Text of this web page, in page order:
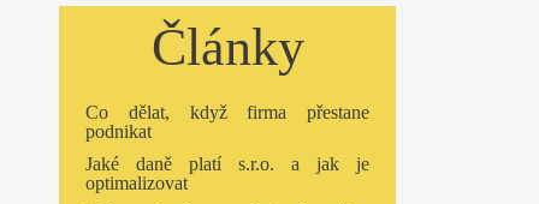
Články
Co dělat, když firma přestane
podnikat
Jaké daně platí s.r.o. a jak je
optimalizovat